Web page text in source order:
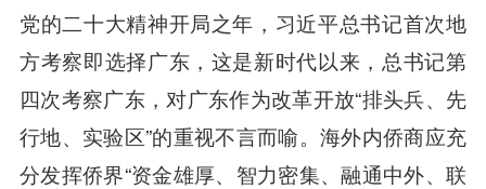
党的二十大精神开局之年，习近平总书记首次地
方考察即选择广东，这是新时代以来，总书记第
四次考察广东，对广东作为改革开放“排头兵、先
行地、实验区”的重视不言而喻。海外内侨商应充
分发挥侨界“资金雄厚、智力密集、融通中外、联